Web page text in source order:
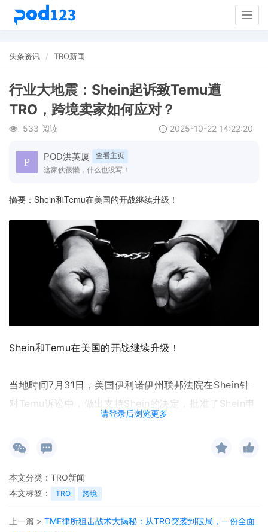
头条资讯 TRO新闻
行业大地震：Shein起诉致Temu遭
TRO，跨境卖家如何应对？
533 阅读 2025-10-22 14:22:20
POD洪英厦
查看主页
这家伙很懒，什么也没写！
请登录后浏览更多
摘要：Shein和Temu在美国的开战继续升级！
Shein和Temu在美国的开战继续升级！
当地时间7月31日，美国伊利诺伊州联邦法院在Shein针
对Temu诉讼中，做出支持Shein的决定，批准了Shein申
富兰克林·瓦尔德拉玛 认为，法院将暂时阻止Temu涉嫌侵
权的活动，避免可能进一步产生无法弥补的损失。TRO将
持续有效至8月17日下午6点。
本文分类： TRO新闻
本文标签：
TRO 跨境
上一篇 > TME律所狙击战术大揭秘：从TRO突袭到破局，一份全面